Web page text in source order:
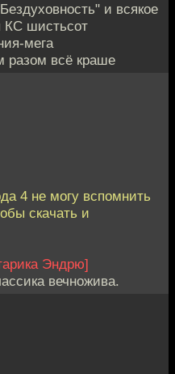
и всякое
КС шистьсот
мега
разом всё краше
4 не могу вспомнить
скачать и
Эндрю]
вечножива.